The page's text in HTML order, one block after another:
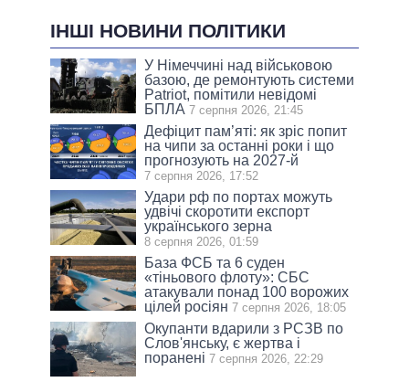
ІНШІ НОВИНИ ПОЛІТИКИ
У Німеччині над військовою
базою, де ремонтують системи
Patriot, помітили невідомі
БПЛА 7 серпня 2026, 21:45
Дефіцит пам’яті: як зріс попит
на чипи за останні роки і що
прогнозують на 2027-й
7 серпня 2026, 17:52
Удари рф по портах можуть
удвічі скоротити експорт
українського зерна
8 серпня 2026, 01:59
База ФСБ та 6 суден
«тіньового флоту»: СБС
атакували понад 100 ворожих
цілей росіян 7 серпня 2026, 18:05
Окупанти вдарили з РСЗВ по
Слов'янську, є жертва і
поранені 7 серпня 2026, 22:29